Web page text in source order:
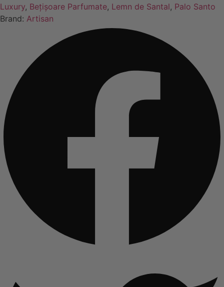
Luxury, Bețișoare Parfumate, Lemn de Santal, Palo Santo
Brand: Artisan